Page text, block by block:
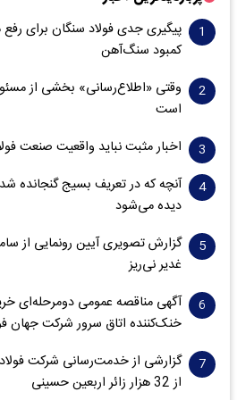
پیگیری جدی فولاد سنگان برای
کمبود سنگ‌آهن
وقتی «اطلاع‌رسانی» بخشی از
است
اخبار مثبت نباید واقعیت صنعت
آنچه که در تعریف بسیج گنجانده
دیده می‌شود
گزارش تصویری آیین رونمایی از
غدیر نی‌ریز
خنک‌کننده اتاق سرور شرکت جهان
گزارشی از خدمت‌رسانی شرکت
از 32 هزار زائر اربعین حسینی